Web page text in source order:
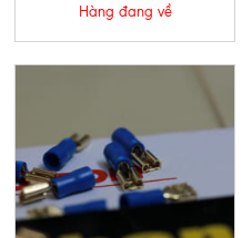
Hàng đang về